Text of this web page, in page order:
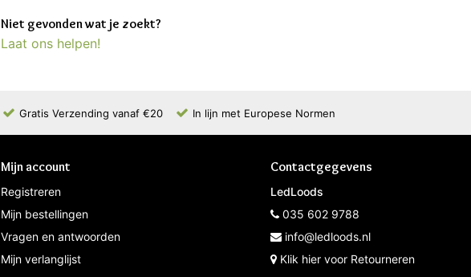
Niet gevonden wat je zoekt?
Laat ons helpen!
Gratis Verzending vanaf €20 In lijn met Europese Normen
Mijn account
Registreren
Mijn bestellingen
Vragen en antwoorden
Mijn verlanglijst
Contactgegevens
LedLoods
035 602 9788
info@ledloods.nl
Klik hier voor Retourneren